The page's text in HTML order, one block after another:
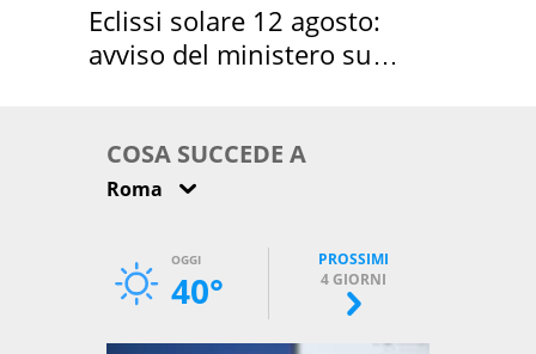
Eclissi solare 12 agosto:
avviso del ministero su